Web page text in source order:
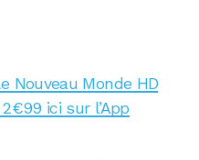
Nouveau Monde HD
ici sur l’App